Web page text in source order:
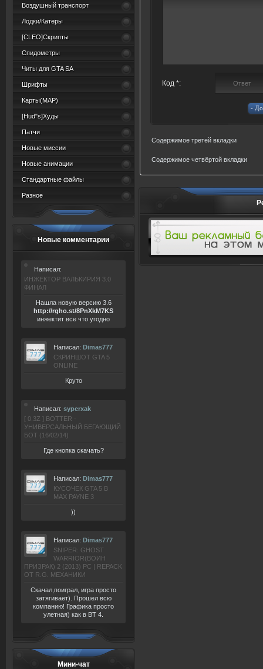
Воздушный транспорт
Лодки/Катеры
[CLEO]Скрипты
Спидометры
Читы для GTA SA
Шрифты
Карты(MAP)
[Hud"s]Худы
Патчи
Новые миссии
Новые анимации
Стандартные файлы
Разное
Новые комментарии
Написал:
ИНЖЕКТОР ВАЛЬКИРИЯ 3.0
ФИНАЛ
Нашла новую версию 3.6
http://rgho.st/8PnXkM7KS
инжектит все что угодно
Написал: Dimas777
СКРИНШОТ GTA 5
ONLINE
Круто
Написал: syperxak
[ 0.3Z ] BOTTER -
УНИВЕРСАЛЬНЫЙ БЕГАЮЩИЙ
БОТ (16/02/14)
Где кнопка скачать?
Написал: Dimas777
КУСОЧЕК GTA 5 В
MAX PAYNE 3
))
Написал: Dimas777
SNIPER: GHOST
WARRIOR(ВОИН
ПРИЗРАК) 2 (2013) РС | REPACK
ОТ R.G. МЕХАНИКИ
Скачал,поиграл, игра просто
затягивает). Прошел всю
компанию! Графика просто
улетная) как в BT 4.
Мини-чат
Код *:
Содержимое третей вкладки
Содержимое четвёртой вкладки